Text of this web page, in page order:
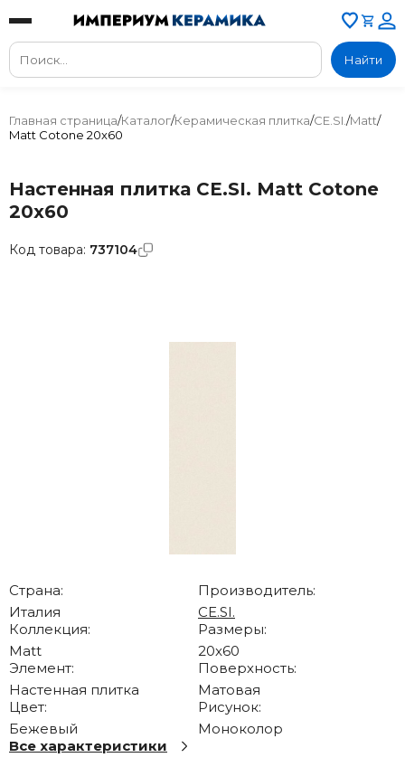
Найти
Главная страница/Каталог/Керамическая плитка/CE.SI. /Matt/
Matt Cotone 20x60
Настенная плитка CE.SI. Matt Cotone
20x60
Страна:
Италия
Производитель:
CE.SI.
Коллекция:
Matt
Размеры:
20x60
Элемент:
Настенная плитка
Поверхность:
Матовая
Цвет:
Бежевый
Рисунок:
Моноколор
Все характеристики
Код товара: 737104